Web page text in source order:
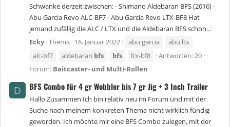
Schwanke derzeit zwischen: - Shimano Aldebaran BFS (2016) -
Abu Garcia Revo ALC-BF7 - Abu Garcia Revo LTX-BF8 Hat
jemand zufällig die ALC / LTX und die Aldebaran BFS schon...
Ecky Thema 16. Januar 2022 abu garcia
abu ltx
alc-bf7
aldebaran bfs bfs ltx-bf8
Antworten: 20
Forum: Baitcaster- und Multi-Rollen
D BFS Combo für 4 gr Wobbler bis 7 gr Jig + 3 Inch Trailer
Hallo Zusammen Ich bin relativ neu im Forum und mit der
Suche nach meinem konkreten Thema nicht wirklich fündig
geworden. Ich möchte mir eine BFS Combo zulegen, mit der